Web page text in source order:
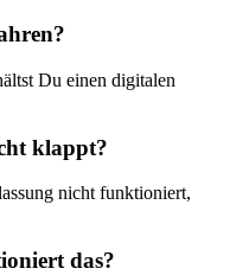
Du einen digitalen
klappt?
nicht funktioniert,
das?